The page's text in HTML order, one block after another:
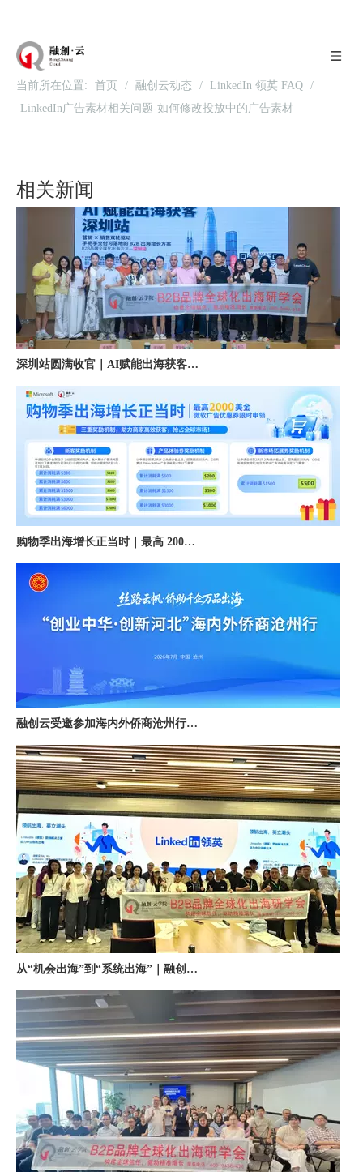
当前所在位置: 首页 / 融创云动态 / LinkedIn 领英 FAQ /
LinkedIn广告素材相关问题-如何修改投放中的广告素材
相关新闻